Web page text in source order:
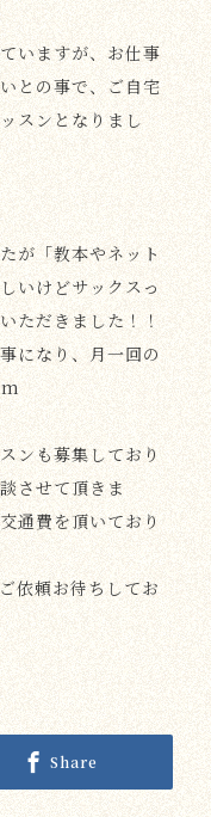
いますが、お仕事
との事で、ご自宅
スンとなりまし
が「教本やネット
いけどサックスっ
ただきました！！
になり、月一回の
ンも募集しており
させて頂きま
通費を頂いており
依頼お待ちしてお
Share